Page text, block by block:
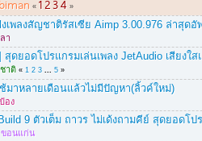
« »
เพลงสัญชาติรัสเซีย Aimp 3.00.976 ล่าสุดอั
า
สุดยอดโปรแกรมเล่นเพลง JetAudio เสียงใ
าติ « 1 2 3 ... 5 »
ช้มาหลายเดือนแล้วไม่มีปัญหา(ลิ้วค์ใหม่)
อง
9 ตัวเต็ม ถาวร ไม่เด้งถามคีย์ สุดยอดโ
ขอนแก่น